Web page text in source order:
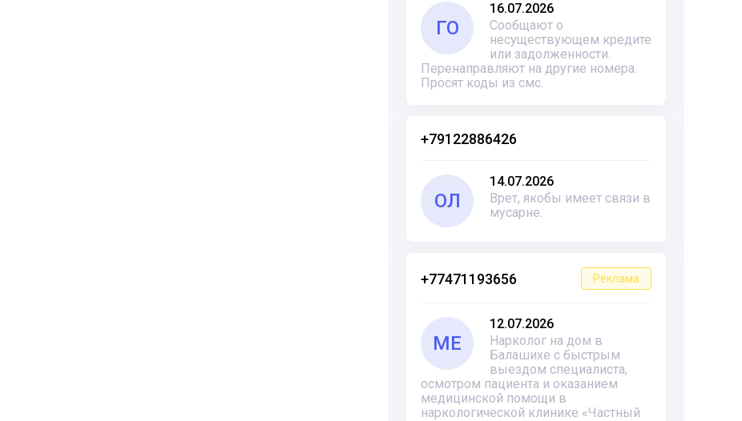
ГО
16.07.2026
Сообщают о
несуществующем кредите
или задолженности.
Перенаправляют на другие номера.
Просят коды из смс.
+79122886426
ОЛ
14.07.2026
Врет, якобы имеет связи в
мусарне.
+77471193656 Реклама
ME
12.07.2026
Нарколог на дом в
Балашихе с быстрым
выездом специалиста,
осмотром пациента и оказанием
медицинской помощи в
наркологической клинике «Частный